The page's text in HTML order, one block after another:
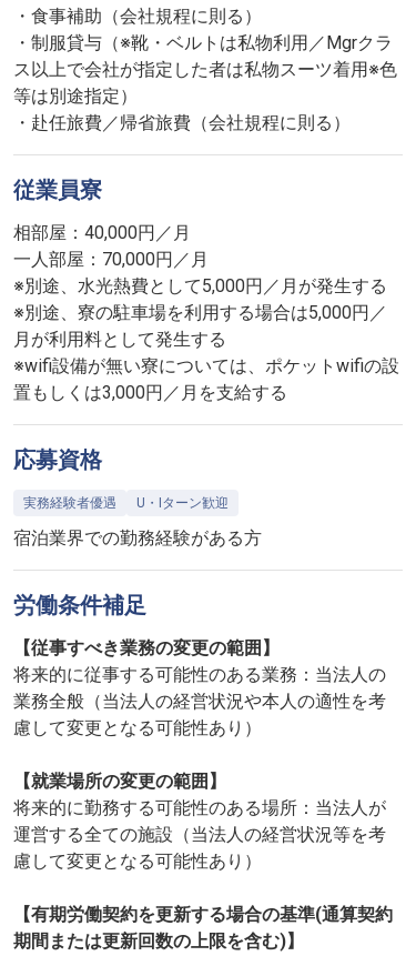
・食事補助（会社規程に則る）
・制服貸与（※靴・ベルトは私物利用／Mgrクラ
ス以上で会社が指定した者は私物スーツ着用※色
等は別途指定）
・赴任旅費／帰省旅費（会社規程に則る）
従業員寮
相部屋：40,000円／月
一人部屋：70,000円／月
※別途、水光熱費として5,000円／月が発生する
※別途、寮の駐車場を利用する場合は5,000円／
月が利用料として発生する
※wifi設備が無い寮については、ポケットwifiの設
置もしくは3,000円／月を支給する
応募資格
実務経験者優遇 U・Iターン歓迎
宿泊業界での勤務経験がある方
労働条件補足
【従事すべき業務の変更の範囲】
将来的に従事する可能性のある業務：当法人の
業務全般（当法人の経営状況や本人の適性を考
慮して変更となる可能性あり）
【就業場所の変更の範囲】
将来的に勤務する可能性のある場所：当法人が
運営する全ての施設（当法人の経営状況等を考
慮して変更となる可能性あり）
【有期労働契約を更新する場合の基準(通算契約
期間または更新回数の上限を含む)】